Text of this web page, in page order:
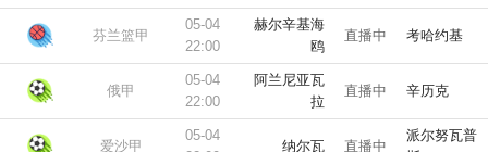
芬兰篮甲
05-04
22:00
赫尔辛基海
鸥
直播中 考哈约基
俄甲
05-04
22:00
阿兰尼亚瓦
拉
直播中 辛历克
爱沙甲
05-04
纳尔瓦 直播中
派尔努瓦普